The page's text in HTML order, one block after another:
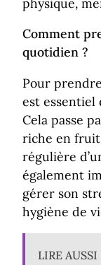
Comment
quotidien ?
Pour
est essentiel
Cela passe
riche en
régulière
également
gérer son
hygiène de
LIRE AUSSI